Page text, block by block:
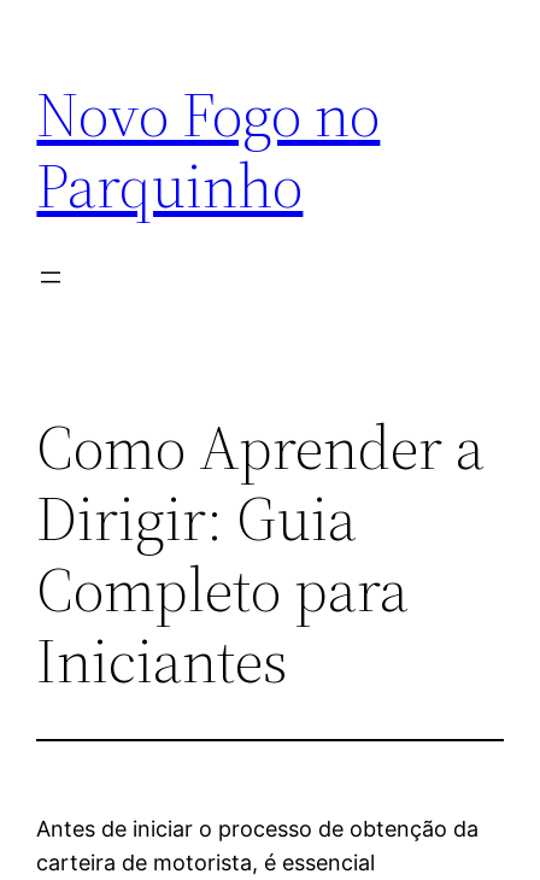
conteúdo
Novo Fogo no
Parquinho
Como Aprender a
Dirigir: Guia
Completo para
Iniciantes
Antes de iniciar o processo de obtenção da
carteira de motorista, é essencial